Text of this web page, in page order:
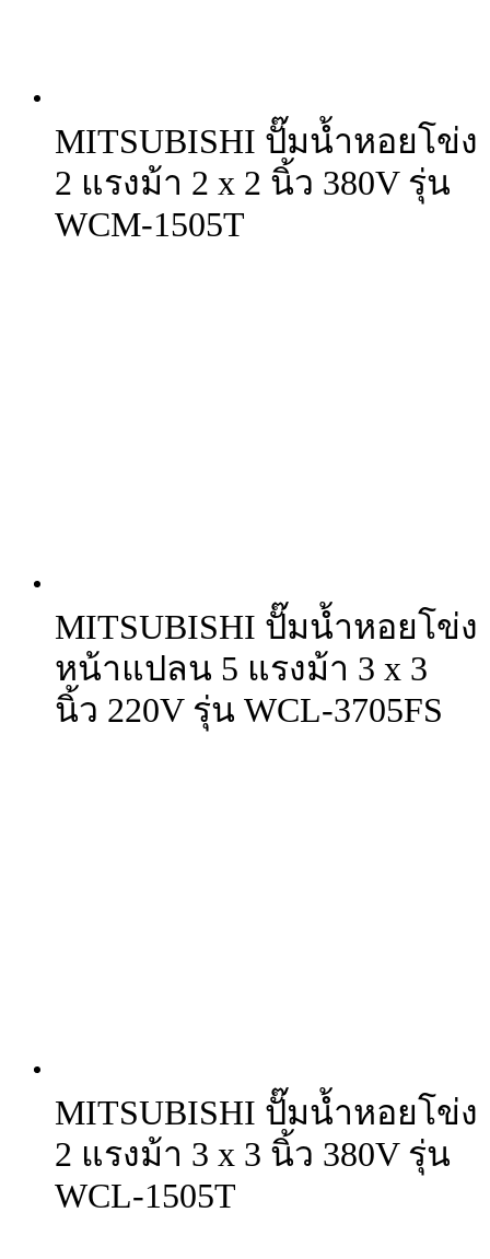
MITSUBISHI ปั๊มน้ำหอยโข่ง
2 แรงม้า 2 x 2 นิ้ว 380V รุ่น
WCM-1505T
MITSUBISHI ปั๊มน้ำหอยโข่ง
หน้าแปลน 5 แรงม้า 3 x 3
นิ้ว 220V รุ่น WCL-3705FS
MITSUBISHI ปั๊มน้ำหอยโข่ง
2 แรงม้า 3 x 3 นิ้ว 380V รุ่น
WCL-1505T